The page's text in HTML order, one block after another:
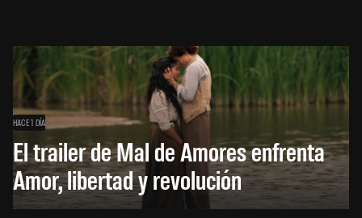
HACE 1 DÍA
El trailer de Mal de Amores enfrenta
Amor, libertad y revolución